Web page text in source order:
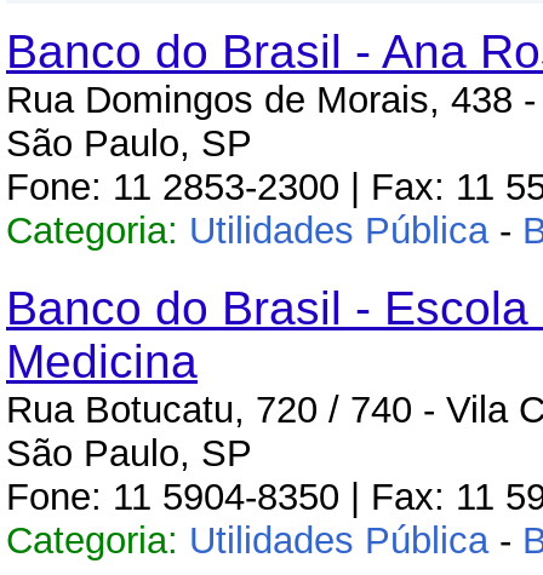
Banco do Brasil - Ana
Rua Domingos de Morais, 438
São Paulo, SP
Fone: 11 2853-2300 | Fax: 11
Categoria: Utilidades Pública-
Banco do Brasil -
Medicina
Rua Botucatu, 720 / 740 - Vila
São Paulo, SP
Fone: 11 5904-8350 | Fax: 11
Categoria: Utilidades Pública-